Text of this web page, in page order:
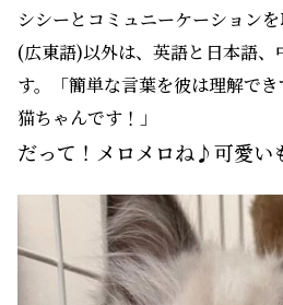
シシーとコミュニーケーション
(広東語)以外は、英語と日本語、
す。「簡単な言葉を彼は理解で
猫ちゃんです！」
だって！メロメロね♪可愛い